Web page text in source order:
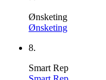
Ønsketing
Ønsketing
8.
Smart Rep